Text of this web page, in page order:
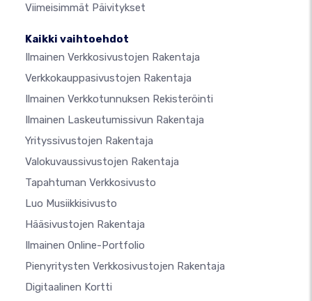
Viimeisimmät Päivitykset
Kaikki vaihtoehdot
Ilmainen Verkkosivustojen Rakentaja
Verkkokauppasivustojen Rakentaja
Ilmainen Verkkotunnuksen Rekisteröinti
Ilmainen Laskeutumissivun Rakentaja
Yrityssivustojen Rakentaja
Valokuvaussivustojen Rakentaja
Tapahtuman Verkkosivusto
Luo Musiikkisivusto
Hääsivustojen Rakentaja
Ilmainen Online-Portfolio
Pienyritysten Verkkosivustojen Rakentaja
Digitaalinen Kortti